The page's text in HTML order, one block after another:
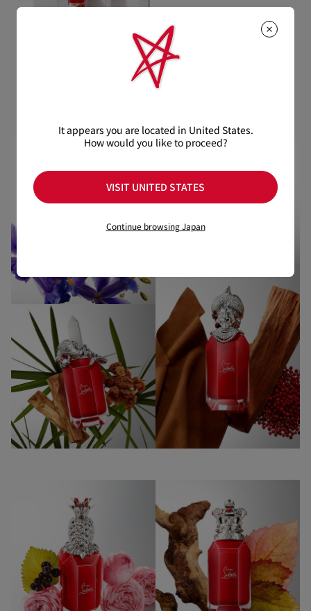
ベストセラー
It appears you are located in United States.
How would you like to proceed?
VISIT UNITED STATES
Continue browsing Japan